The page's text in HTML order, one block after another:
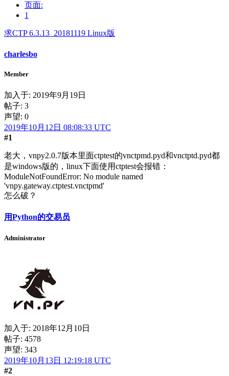
页面:
1
求CTP 6.3.13_20181119 Linux版
charlesbo
Member
加入于: 2019年9月19日
帖子: 3
声望: 0
2019年10月12日 08:08:33 UTC
#1
老大，vnpy2.0.7版本里面ctptest的vnctpmd.pyd和vnctptd.pyd都
是windows版的，linux下面使用ctptest会报错：
ModuleNotFoundError: No module named
'vnpy.gateway.ctptest.vnctpmd'
怎么破？
用Python的交易员
Administrator
加入于: 2018年12月10日
帖子: 4578
声望: 343
2019年10月13日 12:19:18 UTC
#2